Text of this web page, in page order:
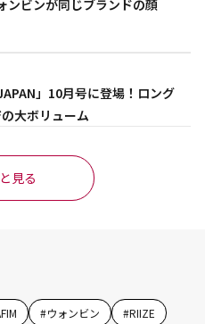
ンビンが同じブランドの顔
」10月号に登場！ロング
大ボリューム
見る
#ウォンビン #RIIZE